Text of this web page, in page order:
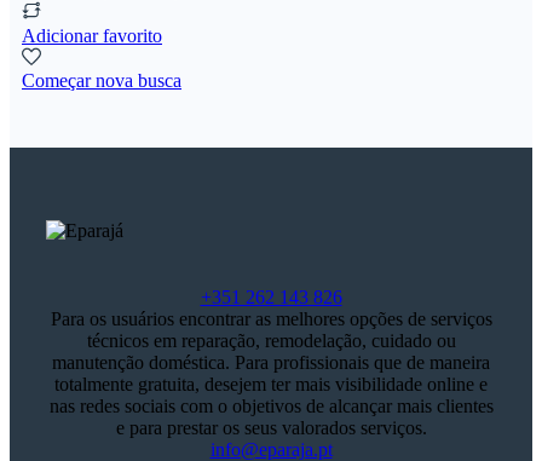
Adicionar favorito
Começar nova busca
+351 262 143 826
Para os usuários encontrar as melhores opções de serviços
técnicos em reparação, remodelação, cuidado ou
manutenção doméstica. Para profissionais que de maneira
totalmente gratuita, desejem ter mais visibilidade online e
nas redes sociais com o objetivos de alcançar mais clientes
e para prestar os seus valorados serviços.
info@eparaja.pt